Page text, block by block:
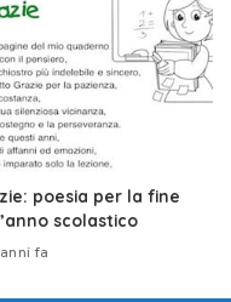
poesia per la fine
scolastico
fa